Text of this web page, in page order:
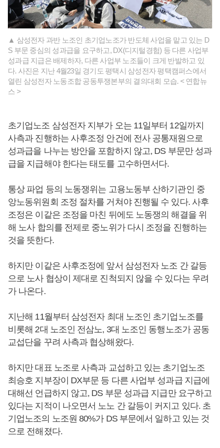
▲ 삼성전자 과반 노조인 초기업노조가 반도체 사업을 맡고 있는 D
S 부문 중심의 성과급을 요구하고, DX(디지털경험) 등 다른 사업부
성과급 지급은 배제하자, 다른 사업부 노조들이 크게 반발하고 있
다. 사진은 지난 4월23일 경기도 평택시 삼성전자 평택캠퍼스에서
열린 삼성전자 노동조합 공동투쟁본부의 결의대회 모습. < 연합뉴
스 >
초기업노조 삼성전자 지부가 오는 11일부터 12일까지
사측과 진행하는 사후조정 안건에 전사 공통재원으로
성과급을 나누는 방안을 포함하지 않고, DS 부문만 성과
급을 지급해야 한다는 태도를 고수하면서다.
통상 파업 등의 노동쟁위는 고용노동부 산하기관인 중
앙노동위원회 조정 절차를 거쳐야 진행될 수 있다. 사후
조정은 이같은 조정을 마친 뒤에도 노동쟁의 해결을 위
해 노사 합의를 전제로 중노위가 다시 조정을 진행하는
것을 뜻한다.
하지만 이같은 사후조정에 앞서 삼성전자 노조 간 갈등
으로 노사 협상이 제대로 진척되지 않을 수 있다는 우려
가 나온다.
지난해 11월부터 삼성전자 최대 노조인 초기업노조를
비롯해 2대 노조인 전삼노, 3대 노조인 동행노조가 공동
교섭단을 꾸려 사측과 협상해왔다.
하지만 대표 노조로 사측과 교섭하고 있는 초기업노조
최승호 지부장이 DX부문 등 다른 사업부 성과급 지급에
대해선 언급하지 않고, DS 부문 성과급 지급만 요구하고
있다는 지적이 나오면서 노노 간 갈등이 커지고 있다. 초
기업노조의 노조원 80%가 DS 부문에서 일하고 있는 것
으로 전해졌다.